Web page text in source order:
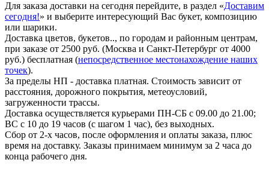
Для заказа доставки на сегодня перейдите, в раздел «Доставим
сегодня!» и выберите интересующий Вас букет, композицию
или шарики.
Доставка цветов, букетов.., по городам и районным центрам,
при заказе от 2500 руб. (Москва и Санкт-Петербург от 4000
руб.) бесплатная (непосредственное местонахождение наших
точек).
За пределы НП - доставка платная. Стоимость зависит от
расстояния, дорожного покрытия, метеоусловий,
загруженности трассы.
Доставка осуществляется курьерами ПН-СБ с 09.00 до 21.00;
ВС с 10 до 19 часов (с шагом 1 час), без выходных.
Сбор от 2-х часов, после оформления и оплаты заказа, плюс
время на доставку. Заказы принимаем минимум за 2 часа до
конца рабочего дня.